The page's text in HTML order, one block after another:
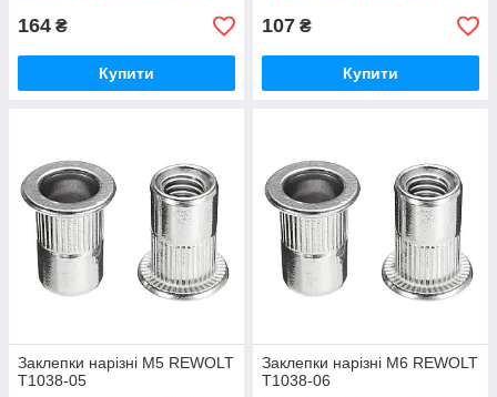
164 ₴
Купити
107 ₴
Купити
Заклепки нарізні М5 REWOLT
T1038-05
Заклепки нарізні М6 REWOLT
T1038-06